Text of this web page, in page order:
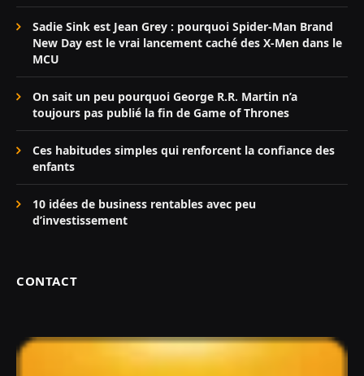
Sadie Sink est Jean Grey : pourquoi Spider-Man Brand
New Day est le vrai lancement caché des X-Men dans le
MCU
On sait un peu pourquoi George R.R. Martin n’a
toujours pas publié la fin de Game of Thrones
Ces habitudes simples qui renforcent la confiance des
enfants
10 idées de business rentables avec peu
d’investissement
CONTACT